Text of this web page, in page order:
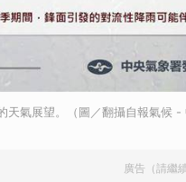
氣展望。（圖／翻攝自報氣候 -
廣告（請繼